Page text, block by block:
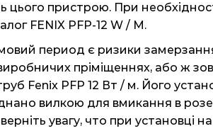
цього пристрою. При
FENIX PFP-12 W / M.
период є ризики
виробничих пріміщеннях, або ж
Fenix ​​PFP 12 Вт / м. Його
вилкою для вмикання в
увагу, что при